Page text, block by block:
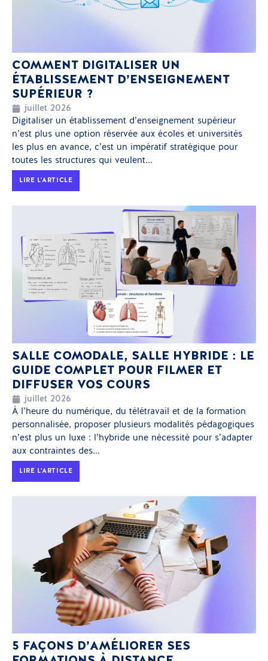
COMMENT DIGITALISER UN
ÉTABLISSEMENT D’ENSEIGNEMENT
SUPÉRIEUR ?
juillet 2026
Digitaliser un établissement d’enseignement supérieur
n’est plus une option réservée aux écoles et universités
les plus en avance, c’est un impératif stratégique pour
toutes les structures qui veulent...
LIRE L'ARTICLE
SALLE COMODALE, SALLE HYBRIDE : LE
GUIDE COMPLET POUR FILMER ET
DIFFUSER VOS COURS
juillet 2026
À l’heure du numérique, du télétravail et de la formation
personnalisée, proposer plusieurs modalités pédagogiques
n’est plus un luxe : l’hybride une nécessité pour s’adapter
aux contraintes des...
LIRE L'ARTICLE
5 FAÇONS D’AMÉLIORER SES